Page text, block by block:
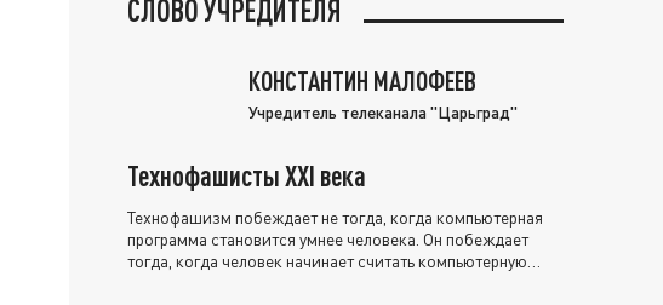
СЛОВО УЧРЕДИТЕЛЯ
КОНСТАНТИН МАЛОФЕЕВ
Учредитель телеканала "Царьград"
Технофашисты XXI века
Технофашизм побеждает не тогда, когда компьютерная
программа становится умнее человека. Он побеждает
тогда, когда человек начинает считать компьютерную